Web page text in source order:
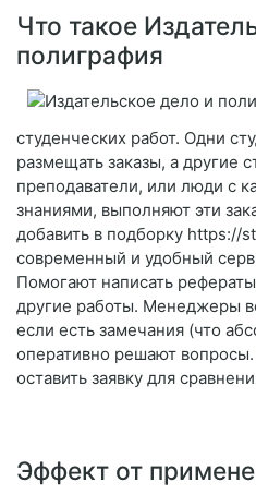
Что такое
полиграфия
студенческих работ. Одни
размещать заказы, а другие
преподаватели, или люди с
знаниями, выполняют эти
добавить в подборку
современный и удобный
Помогают написать
другие работы. Менеджеры
если есть замечания (что
оперативно решают
оставить заявку для
Эффект от